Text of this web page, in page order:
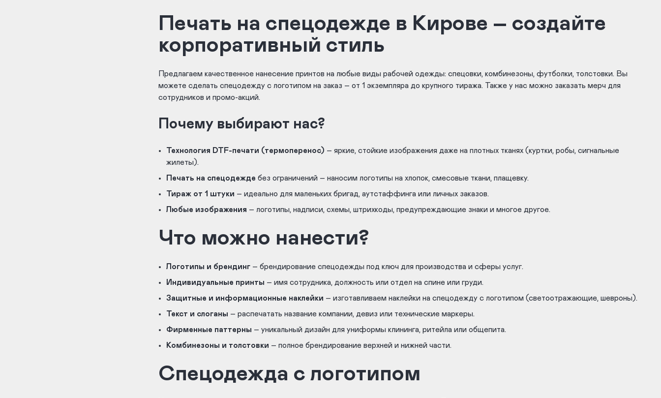
Печать на спецодежде в Кирове – создайте
корпоративный стиль
Предлагаем качественное нанесение принтов на любые виды рабочей одежды: спецовки, комбинезоны, футболки, толстовки. Вы
можете сделать спецодежду с логотипом на заказ – от 1 экземпляра до крупного тиража. Также у нас можно заказать мерч для
сотрудников и промо-акций.
Почему выбирают нас?
Технология DTF-печати (термоперенос) – яркие, стойкие изображения даже на плотных тканях (куртки, робы, сигнальные
жилеты).
Печать на спецодежде без ограничений – наносим логотипы на хлопок, смесовые ткани, плащевку.
Тираж от 1 штуки – идеально для маленьких бригад, аутстаффинга или личных заказов.
Любые изображения – логотипы, надписи, схемы, штрихкоды, предупреждающие знаки и многое другое.
Что можно нанести?
Логотипы и брендинг– брендирование спецодежды под ключ для производства и сферы услуг.
Индивидуальные принты – имя сотрудника, должность или отдел на спине или груди.
Защитные и информационные наклейки – изготавливаем наклейки на спецодежду с логотипом (светоотражающие, шевроны).
Текст и слоганы – распечатать название компании, девиз или технические маркеры.
Фирменные паттерны – уникальный дизайн для униформы клининга, ритейла или общепита.
Комбинезоны и толстовки – полное брендирование верхней и нижней части.
Спецодежда с логотипом